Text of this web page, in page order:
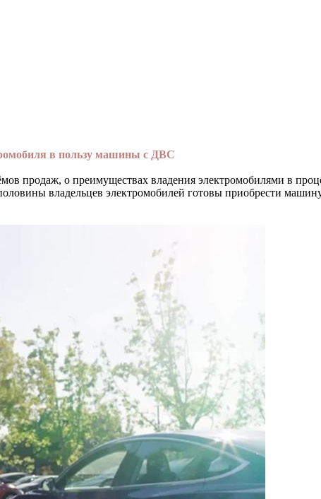
в пользу машины с ДВС
продаж, о преимуществах владения электромобилями в
владельцев электромобилей готовы приобрести